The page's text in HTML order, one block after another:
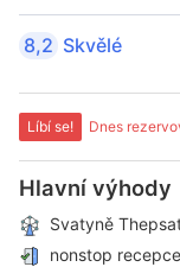
8,2 Skvělé
Líbí se! Dnes
Hlavní výhody
Svatyně
nonstop recepce